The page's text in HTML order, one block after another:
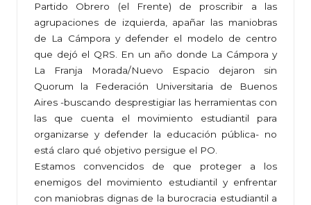
Partido Obrero (el Frente) de proscribir a las
agrupaciones de izquierda, apañar las maniobras
de La Cámpora y defender el modelo de centro
que dejó el QRS. En un año donde La Cámpora y
La Franja Morada/Nuevo Espacio dejaron sin
Quorum la Federación Universitaria de Buenos
Aires -buscando desprestigiar las herramientas con
las que cuenta el movimiento estudiantil para
organizarse y defender la educación pública- no
está claro qué objetivo persigue el PO.
Estamos convencidos de que proteger a los
enemigos del movimiento estudiantil y enfrentar
con maniobras dignas de la burocracia estudiantil a